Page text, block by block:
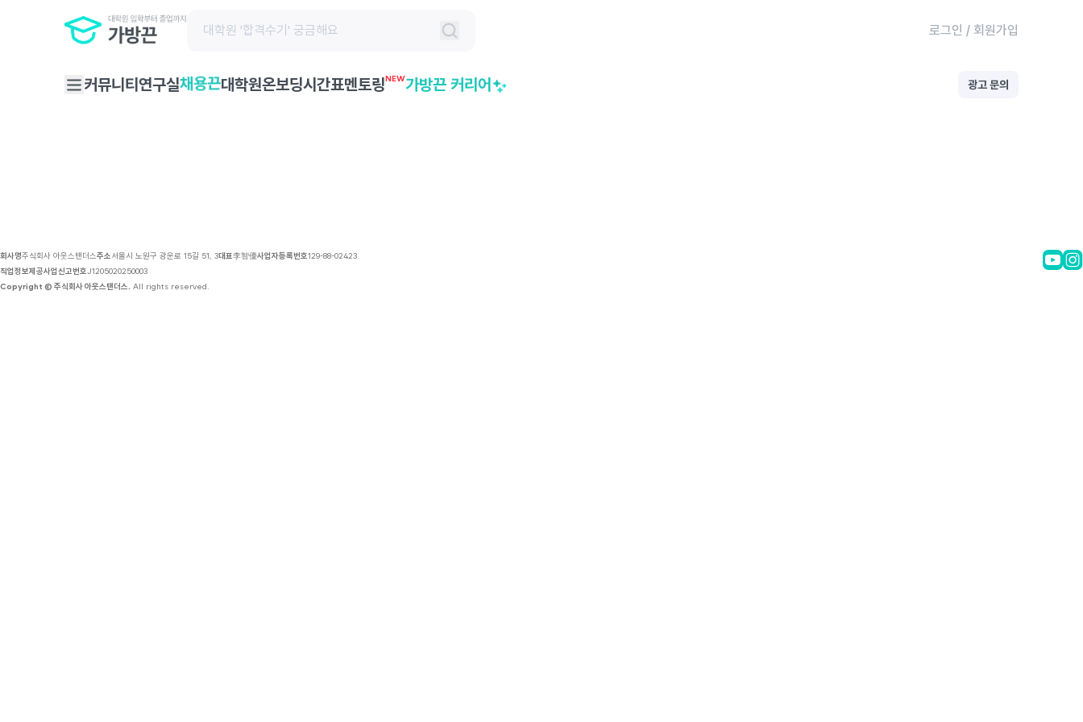
로그인 / 회원가입
커뮤니티 연구실채용끈대학원온보딩시간표멘토링NEW가방끈 커리어 광고 문의
회사명주식회사 아웃스탠더스주소서울시 노원구 광운로 15길 51, 3대표李智優사업자등록번호129-88-02423
직업정보제공사업신고번호J1205020250003
Copyright © 주식회사 아웃스탠더스. All rights reserved.